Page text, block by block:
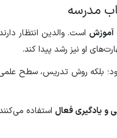
مدرسه
آموزش است. والدین انتظار
او نیز رشد پیدا کند.
بلکه روش تدریس، سطح علمی
یادگیری فعال استفاده